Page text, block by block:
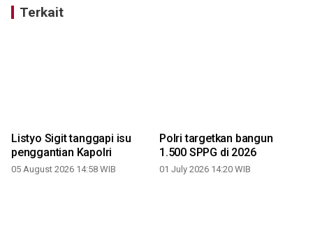
Terkait
Listyo Sigit tanggapi isu
penggantian Kapolri
05 August 2026 14:58 WIB
Polri targetkan bangun
1.500 SPPG di 2026
01 July 2026 14:20 WIB